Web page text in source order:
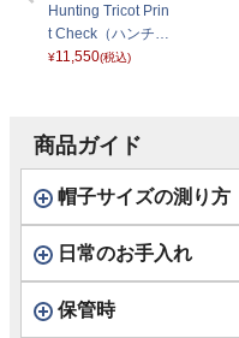
Hunting Tricot Prin
t Check（ハンチン
グ トリコットプリ
¥11,550(税込)
商品ガイド
帽子サイズの測り方
日常のお手入れ
保管時